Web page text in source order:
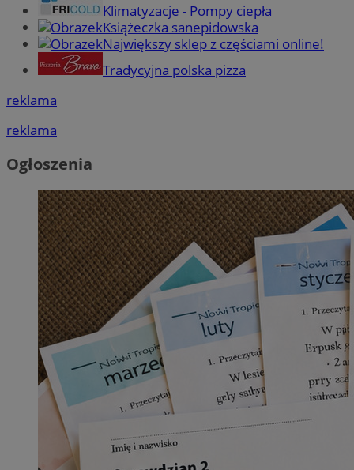
Klimatyzacje - Pompy ciepła
Książeczka sanepidowska
Największy sklep z częściami online!
Tradycyjna polska pizza
reklama
reklama
Ogłoszenia